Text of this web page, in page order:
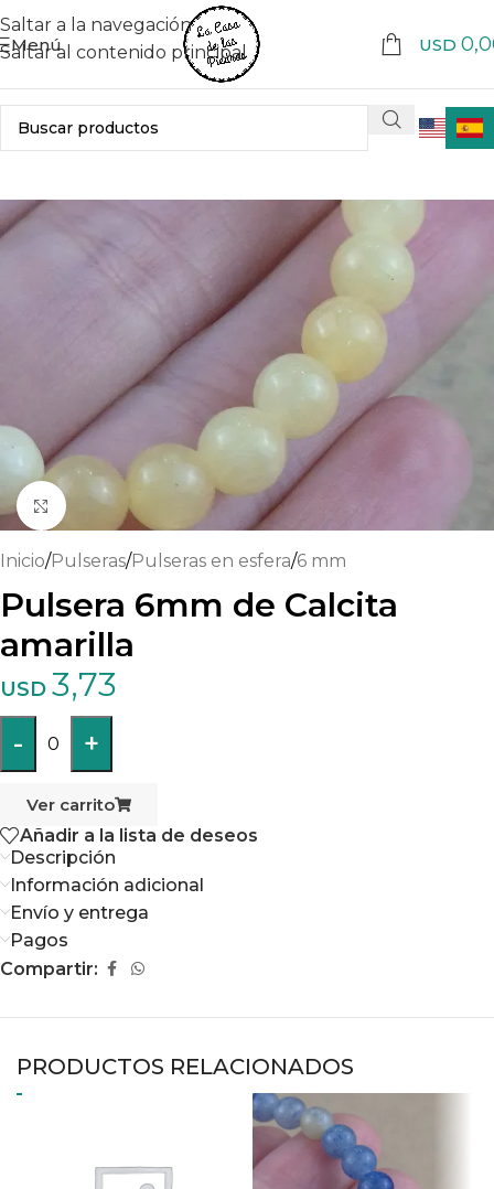
Saltar a la navegación
Saltar al contenido principal
Menú USD
Haga clic para ampliar
Inicio/Pulseras/Pulseras en esfera/6 mm
Pulsera 6mm de Calcita
amarilla
USD 3,73
- 0 +
Ver carrito
Añadir a la lista de deseos
Descripción
Información adicional
Envío y entrega
Pagos
Compartir:
PRODUCTOS RELACIONADOS